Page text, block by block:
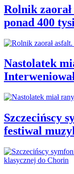
Rolnik
ponad 400
Nastolatek
Szczecińscy
festiwal